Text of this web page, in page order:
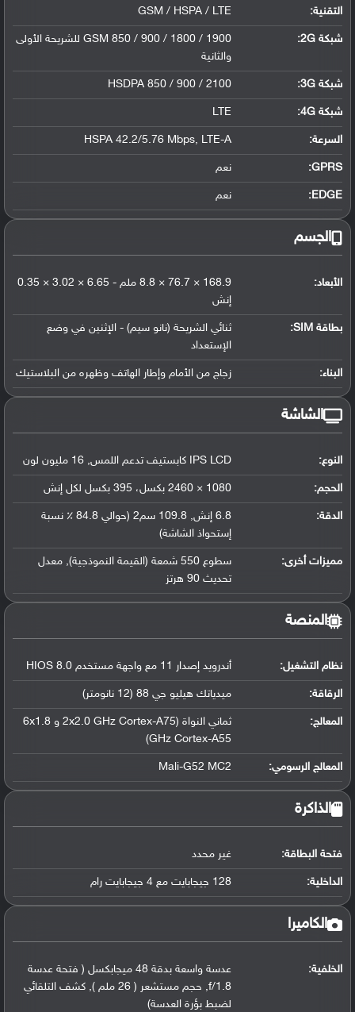
التقنية: GSM / HSPA / LTE
شبكة 2G:
GSM 850 / 900 / 1800 / 1900 للشريحة الأولى
والثانية
شبكة 3G :
HSDPA 850 / 900 / 2100
شبكة 4G :
LTE
السرعة: HSPA 42.2/5.76 Mbps, LTE-A
GPRS: نعم
EDGE: نعم
الجسم
الأبعاد:
168.9 × 76.7 × 8.8 ملم - 6.65 × 3.02 × 0.35
إنش
بطاقة SIM:
ثنائي الشريحة (نانو سيم) - الإثنين في وضع
الإستعداد
البناء: زجاج من الأمام وإطار الهاتف وظهره من البلاستيك
الشاشة
النوع: IPS LCD كابستيف تدعم اللمس, 16 مليون لون
الحجم: 1080 × 2460 بكسل، 395 بكسل لكل إنش
الدقة:
6.8 إنش, 109.8 سم2 (حوالي 84.8 ٪ نسبة
إستحواذ الشاشة)
مميزات أخرى:
سطوع 550 شمعة (القيمة النموذجية), معدل
تحديث 90 هرتز
المنصة
نظام التشغيل: أندرويد إصدار 11 مع واجهة مستخدم HIOS 8.0
الرقاقة: ميدياتك هيليو جي 88 (12 نانومتر)
المعالج:
ثماني النواة (2x2.0 GHz Cortex-A75 و 6x1.8
GHz Cortex-A55)
المعالج الرسومي:
Mali-G52 MC2
الذاكرة
فتحة البطاقة: غير محدد
الداخلية: 128 جيجابايت مع 4 جيجابايت رام
الكاميرا
الخلفية:
عدسة واسعة بدقة 48 ميجابكسل ( فتحة عدسة
f/1.8, حجم مستشعر ( 26 ملم ), كشف التلقائي
لضبط بؤرة العدسة)